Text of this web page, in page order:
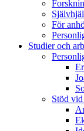
För
Studier och
Stöd vid